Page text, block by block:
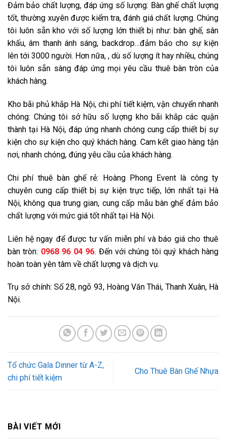
Đảm bảo chất lượng, đáp ứng số lượng: Bàn ghế chất lượng
tốt, thường xuyên được kiểm tra, đánh giá chất lượng. Chúng
tôi luôn sẵn kho với số lượng lớn thiết bị như: bàn ghế, sân
khấu, âm thanh ánh sáng, backdrop…đảm bảo cho sự kiện
lên tới 3000 người. Hơn nữa, , dù số lượng ít hay nhiều, chúng
tôi luôn sẵn sàng đáp ứng mọi yêu cầu thuê bàn tròn của
khách hàng.
Kho bãi phủ khắp Hà Nội, chi phí tiết kiệm, vận chuyển nhanh
chóng: Chúng tôi sở hữu số lượng kho bãi khắp các quận
thành tại Hà Nội, đáp ứng nhanh chóng cung cấp thiết bị sự
kiện cho sự kiện cho quý khách hàng. Cam kết giao hàng tận
nơi, nhanh chóng, đúng yêu cầu của khách hàng.
Chi phí thuê bàn ghế rẻ: Hoàng Phong Event là công ty
chuyên cung cấp thiết bị sự kiện trực tiếp, lớn nhất tại Hà
Nội, không qua trung gian, cung cấp mẫu bàn ghế đảm bảo
chất lượng với mức giá tốt nhất tại Hà Nội.
Liên hệ ngay để được tư vấn miễn phí và báo giá cho thuê
bàn tròn: 0968 96 04 96. Đến với chúng tôi quý khách hàng
hoàn toàn yên tâm về chất lượng và dịch vụ.
Trụ sở chính: Số 28, ngõ 93, Hoàng Văn Thái, Thanh Xuân, Hà
Nội.
Tổ chức Gala Dinner từ A-Z,
chi phí tiết kiệm
Cho Thuê Bàn Ghế Nhựa
BÀI VIẾT MỚI